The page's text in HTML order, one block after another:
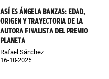
ASÍ ES ÁNGELA BANZAS: EDAD,
ORIGEN Y TRAYECTORIA DE LA
AUTORA FINALISTA DEL PREMIO
PLANETA
Rafael Sánchez
16-10-2025